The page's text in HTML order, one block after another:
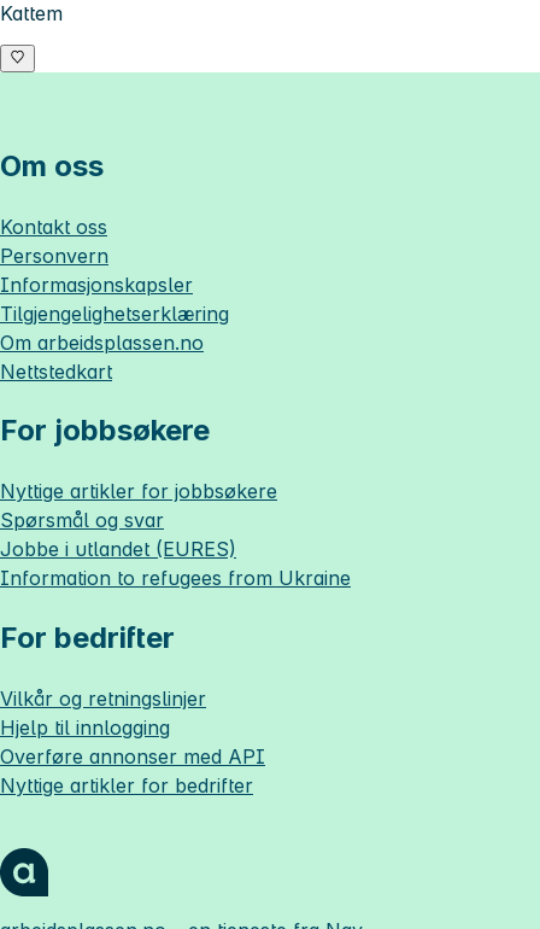
Kattem
Om oss
Kontakt oss
Personvern
Informasjonskapsler
Tilgjengelighetserklæring
Om arbeidsplassen.no
Nettstedkart
For jobbsøkere
Nyttige artikler for jobbsøkere
Spørsmål og svar
Jobbe i utlandet (EURES)
Information to refugees from Ukraine
For bedrifter
Vilkår og retningslinjer
Hjelp til innlogging
Overføre annonser med API
Nyttige artikler for bedrifter